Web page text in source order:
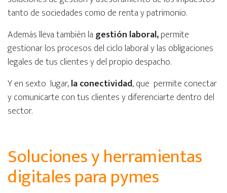
tanto de sociedades como de renta y patrimonio.
Además lleva también la gestión laboral,permite
gestionar los procesos del ciclo laboral y las obligaciones
legales de tus clientes y del propio despacho.
Y en sexto lugar,la conectividad, que permite conectar
y comunicarte con tus clientes y diferenciarte dentro del
sector.
Soluciones y herramientas
digitales para pymes